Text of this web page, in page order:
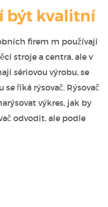
být kvalitní
firem m používají
stroje a centra, ale v
sériovou výrobu, se
říká rýsovač. Rýsovač
výkres, jak by
odvodit, ale podle